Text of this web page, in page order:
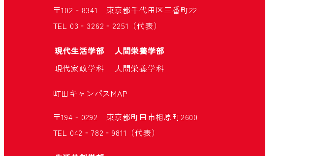
〒102‐8341 東京都千代田区三番町22
TEL 03‐3262‐2251（代表）
現代生活学部
人間栄養学部
現代家政学科
人間栄養学科
町田キャンパスMAP
〒194‐0292 東京都町田市相原町2600
TEL 042‐782‐9811（代表）